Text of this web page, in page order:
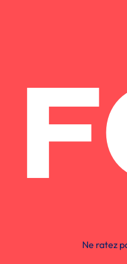
Ne ratez